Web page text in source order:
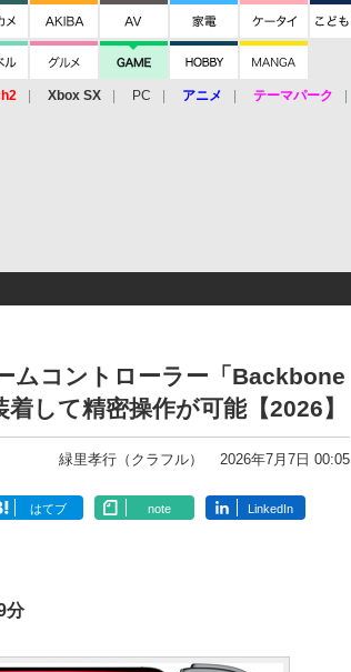
Xbox SX PC アニメ テーマパーク
ムコントローラー「Backbone
して精密操作が可能【2026】
緑里孝行（クラフル） 2026年7月7日 00:05
はてブ note LinkedIn
分